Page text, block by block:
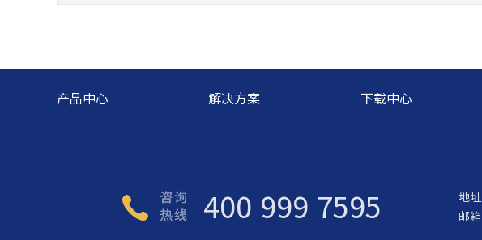
产品中心 解决方案 下载中心
400 999 7595
地
邮